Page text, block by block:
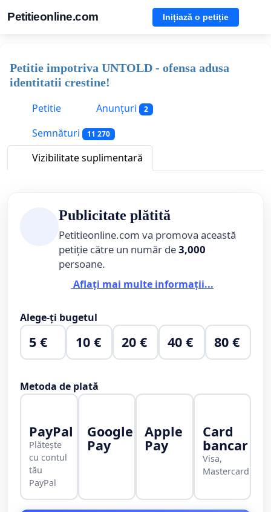
Petitieonline.com Inițiază o petiție
Petitie impotriva UNTOLD - ofensa adusa
identitatii crestine!
Petitie
Anunțuri 2
Semnături 11 270
Vizibilitate suplimentară
Publicitate plătită
Petitieonline.com va promova această
petiție către un număr de3,000
persoane.
Aflați mai multe informații...
Alege-ți bugetul
5 € 10 € 20 € 40 € 80 €
Metoda de plată
PayPal
Plătește
cu contul
tău
PayPal
Google
Pay
Apple
Pay
Card
bancar
Visa,
Mastercard